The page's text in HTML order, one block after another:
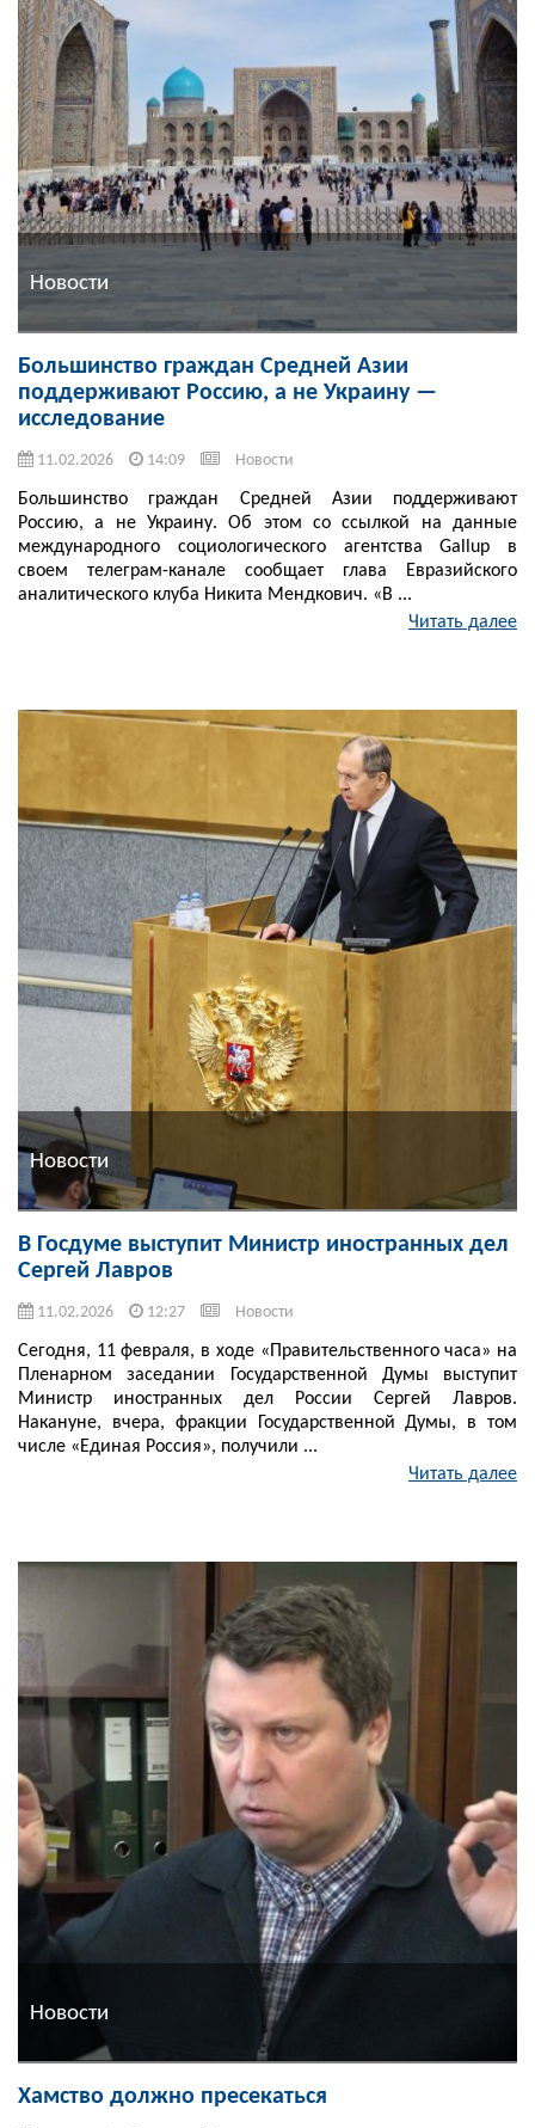
Новости
Большинство граждан Средней Азии
поддерживают Россию, а не Украину —
исследование
11.02.2026 14:09 Новости
Большинство граждан Средней Азии поддерживают
Россию, а не Украину. Об этом со ссылкой на данные
международного социологического агентства Gallup в
своем телеграм-канале сообщает глава Евразийского
аналитического клуба Никита Мендкович. «В ...
Читать далее
Новости
В Госдуме выступит Министр иностранных дел
Сергей Лавров
11.02.2026 12:27 Новости
Сегодня, 11 февраля, в ходе «Правительственного часа» на
Пленарном заседании Государственной Думы выступит
Министр иностранных дел России Сергей Лавров.
Накануне, вчера, фракции Государственной Думы, в том
числе «Единая Россия», получили ...
Читать далее
Новости
Хамство должно пресекаться